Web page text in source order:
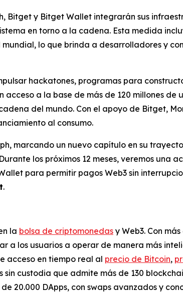
Bitget y Bitget Wallet integrarán sus
en torno a la cadena. Esta medida
lo que brinda a desarrolladores y
hackatones, programas para
a la base de más de 120 millones
del mundo. Con el apoyo de Bitget,
al consumo.
marcando un nuevo capítulo en su
los próximos 12 meses, veremos una
para permitir pagos Web3 sin
.
la bolsa de criptomonedas y Web3. Con
a los usuarios a operar de manera más
acceso en tiempo real al precio de Bitcoin,
custodia que admite más de 130
20.000 DApps, con swaps avanzados y